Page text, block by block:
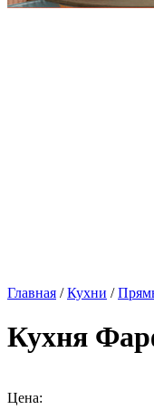
Главная /Кухни /
Кухня
Цена: